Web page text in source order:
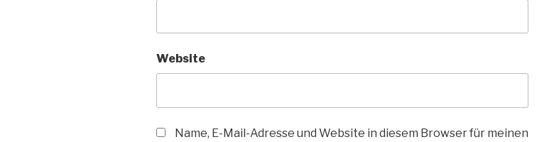
Website
Name, E-Mail-Adresse und Website in diesem Browser für meinen